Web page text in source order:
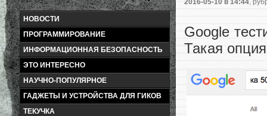
НОВОСТИ
ПРОГРАММИРОВАНИЕ
ИНФОРМАЦИОННАЯ БЕЗОПАСНОСТЬ
ЭТО ИНТЕРЕСНО
НАУЧНО-ПОПУЛЯРНОЕ
ГАДЖЕТЫ И УСТРОЙСТВА ДЛЯ ГИКОВ
ТЕКУЧКА
2016-05-10 в 14:44,
Google
Такая